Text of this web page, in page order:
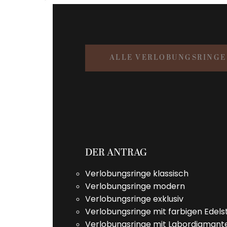
ALLE VERLOBUNGSRINGE
DER ANTRAG
Verlobungsringe klassisch
Verlobungsringe modern
Verlobungsringe exklusiv
Verlobungsringe mit farbigen
Verlobungsringe mit